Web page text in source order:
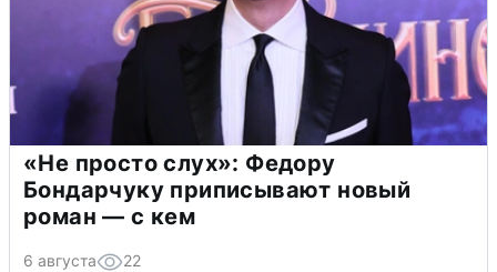
«Не просто слух»: Федору
Бондарчуку приписывают новый
роман — с кем
6 августа 22